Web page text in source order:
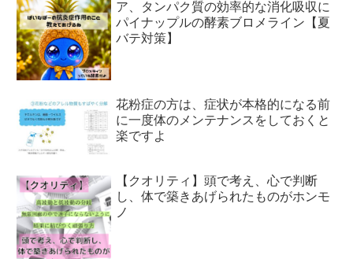
ア、タンパク質の効率的な消化吸収に
パイナップルの酵素ブロメライン【夏
バテ対策】
花粉症の方は、症状が本格的になる前
に一度体のメンテナンスをしておくと
楽ですよ
【クオリティ】頭で考え、心で判断
し、体で築きあげられたものがホンモ
ノ